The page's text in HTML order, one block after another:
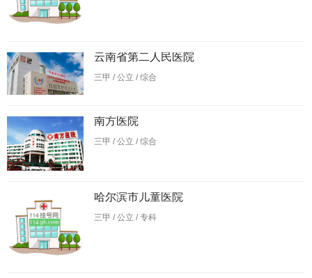
云南省第二人民医院
三甲 / 公立 / 综合
南方医院
三甲 / 公立 / 综合
哈尔滨市儿童医院
三甲 / 公立 / 专科